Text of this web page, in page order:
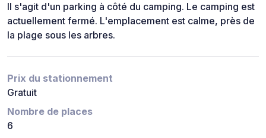
Il s'agit d'un parking à côté du camping. Le camping est
actuellement fermé. L'emplacement est calme, près de
la plage sous les arbres.
Prix du stationnement
Gratuit
Nombre de places
6